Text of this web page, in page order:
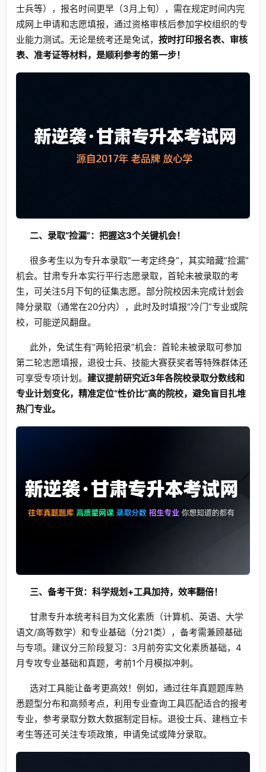
士兵等），报名时间更早（3月上旬），需在规定时间内完
成网上申请和志愿填报，通过资格审核后参加学校组织的专
业能力测试。无论是统考还是免试， 按时打印报名表、审核
表、准考证等材料，是顺利参考的第一步！
二、录取“捡漏”：把握这3个关键机会！
很多考生以为专升本录取“一考定终身”，其实暗藏“捡漏”
机会。甘肃专升本实行平行志愿录取，首轮未被录取的考
生，可关注5月下旬的征集志愿。部分院校因未完成计划会
降分录取（通常在20分内），此时及时填报“冷门”专业或院
校，可能逆风翻盘。
此外，免试生有“两轮招录”机会：首轮未被录取可参加
第二轮志愿填报，退役士兵、技能大赛获奖者等特殊群体还
可享受专项计划。 建议提前研究近3年各院校录取分数线和
专业计划变化，精准定位“性价比”高的院校，避免盲目扎堆
热门专业。
三、备考干货：科学规划+工具加持，效率翻倍！
甘肃专升本统考科目为文化素质（计算机、英语、大学
语文/高等数学）和专业基础（分21类），备考需兼顾基础
与专项。建议分三阶段复习：3月前夯实文化素质基础，4
月专攻专业基础和真题，考前1个月模拟冲刺。
选对工具能让备考更高效！例如，通过往年真题题库熟
悉题型分布和高频考点，利用专业查询工具匹配适合的报考
专业，参考录取分数大数据制定目标。退役士兵、建档立卡
考生等还可关注专项政策，申请免试或降分录取。